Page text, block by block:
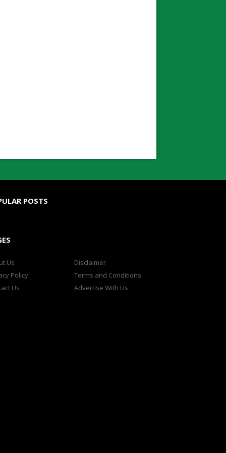
POSTS
Us
Disclaimer
Policy
Terms and Conditions
Us
Advertise With Us